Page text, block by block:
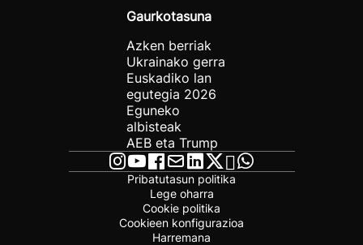
Gaurkotasuna
Azken berriak
Ukrainako gerra
Euskadiko lan
egutegia 2026
Eguneko
albisteak
AEB eta Trump
Pribatutasun politika
Lege oharra
Cookie politika
Cookieen konfigurazioa
Harremana